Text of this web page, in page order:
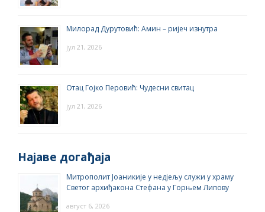
Милорад Дурутовић: Амин – ријеч изнутра
јул 21, 2026
Отац Гојко Перовић: Чудесни свитац
јул 21, 2026
Најаве догађаја
Митрополит Јоаникије у недјељу служи у храму
Светог архиђакона Стефана у Горњем Липову
август 6, 2026